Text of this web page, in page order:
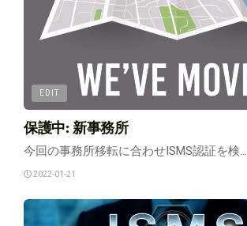
EDIT
保護中: 新事務所
今回の事務所移転に合わせISMS認証を検...
2022-01-21